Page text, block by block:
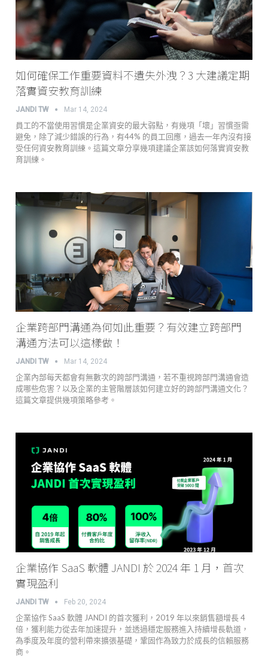
如何確保工作重要資料不遺失外洩？3 大建議定期
落實資安教育訓練
JANDI TW Mar 14, 2024
員工的不當使用習慣是企業資安的最大弱點，有幾項「壞」習慣亟需
避免，除了減少錯誤的行為，有44% 的員工回應，過去一年內沒有接
受任何資安教育訓練。這篇文章分享幾項建議企業該如何落實資安教
育訓練。
企業跨部門溝通為何如此重要？有效建立跨部門
溝通方法可以這樣做！
JANDI TW Mar 14, 2024
企業內部每天都會有無數次的跨部門溝通，若不重視跨部門溝通會造
成哪些危害？以及企業的主管階層該如何建立好的跨部門溝通文化？
這篇文章提供幾項策略參考。
企業協作 SaaS 軟體 JANDI 於 2024 年 1 月，首次
實現盈利
JANDI TW Feb 20, 2024
企業協作 SaaS 軟體 JANDI 的首次獲利，2019 年以來銷售額增長 4
倍，獲利能力從去年加速提升，並透過穩定服務進入持續增長軌道，
為季度及年度的營利帶來擴張基礎，鞏固作為致力於成長的信賴服務
商。